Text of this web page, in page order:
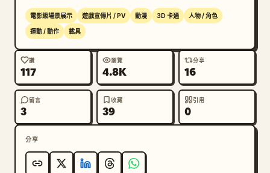
電影級場景展示 遊戲宣傳片 / PV 動漫 3D 卡通 人物 / 角色
運動 / 動作 載具
讚
117
瀏覽
4.8K
分享
16
留言
3
收藏
39
引用
0
分享